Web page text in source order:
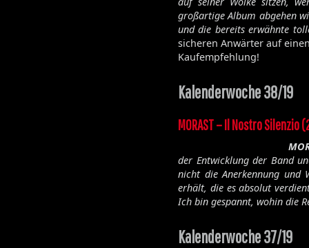
großartige Album abgehen
und die bereits erwähnte
sicheren Anwärter auf
Kaufempfehlung!
Kalenderwoche 38/19
MORAST – Il Nostro Silenzio
der Entwicklung der Band
nicht die Anerkennung und
erhält, die es absolut
Ich bin gespannt, wohin die
Kalenderwoche 37/19